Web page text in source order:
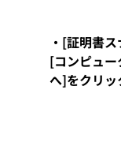
・[証明書
[コンピュ
へ]をクリッ